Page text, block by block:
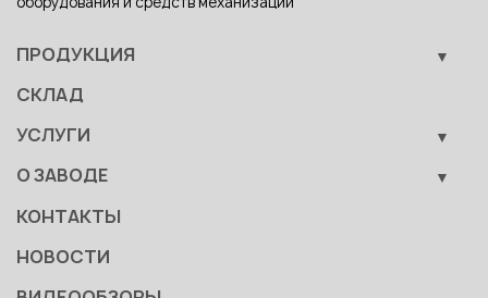
ПРОДУКЦИЯ
Вспомогательные средства механизации
СКЛАД
УСЛУГИ
О ЗАВОДЕ
Документы
КОНТАКТЫ
НОВОСТИ